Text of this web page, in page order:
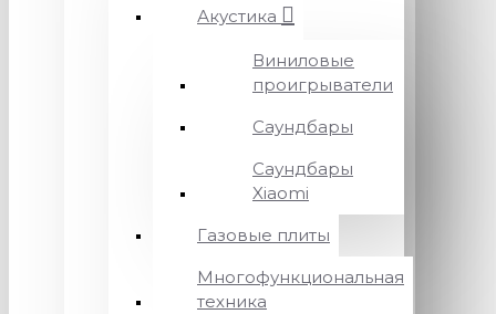
Акустика
Виниловые
проигрыватели
Саундбары
Саундбары
Xiaomi
Газовые плиты
Многофункциональная
техника